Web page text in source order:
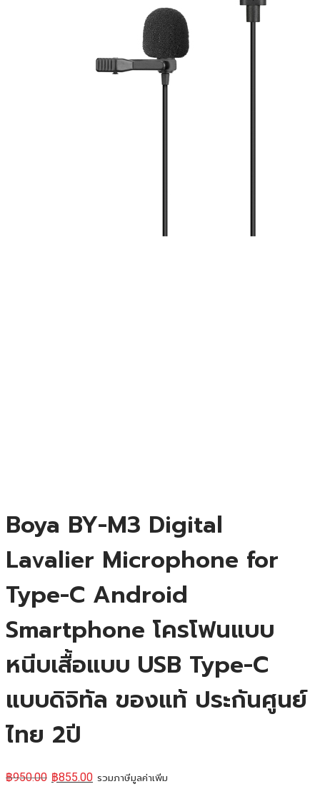
Boya BY-M3 Digital
Lavalier Microphone for
Type-C Android
Smartphone โครโฟนแบบ
หนีบเสื้อแบบ USB Type-C
แบบดิจิทัล ของแท้ ประกันศูนย์
ไทย 2ปี
฿950.00 ฿855.00 รวมภาษีมูลค่าเพิ่ม